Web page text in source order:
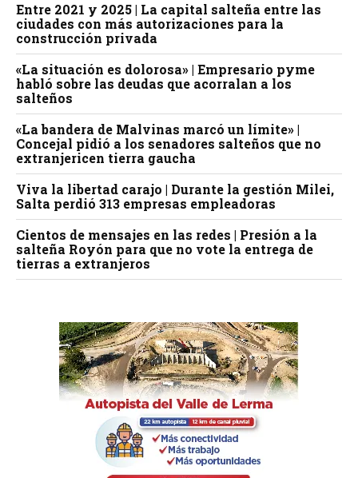
Entre 2021 y 2025 | La capital salteña entre las
ciudades con más autorizaciones para la
construcción privada
«La situación es dolorosa» | Empresario pyme
habló sobre las deudas que acorralan a los
salteños
«La bandera de Malvinas marcó un límite» |
Concejal pidió a los senadores salteños que no
extranjericen tierra gaucha
Viva la libertad carajo | Durante la gestión Milei,
Salta perdió 313 empresas empleadoras
Cientos de mensajes en las redes | Presión a la
salteña Royón para que no vote la entrega de
tierras a extranjeros